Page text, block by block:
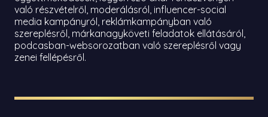
való részvételről, moderálásról, influencer-social
media kampányról, reklámkampányban való
szereplésről, márkanagyköveti feladatok ellátásáról,
podcasban-websorozatban való szereplésről vagy
zenei fellépésről.